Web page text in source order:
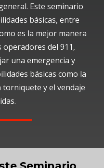
Este seminario
básicas, entre
es la mejor manera
operadores del 911,
una emergencia y
básicas como la
torniquete y el vendaje